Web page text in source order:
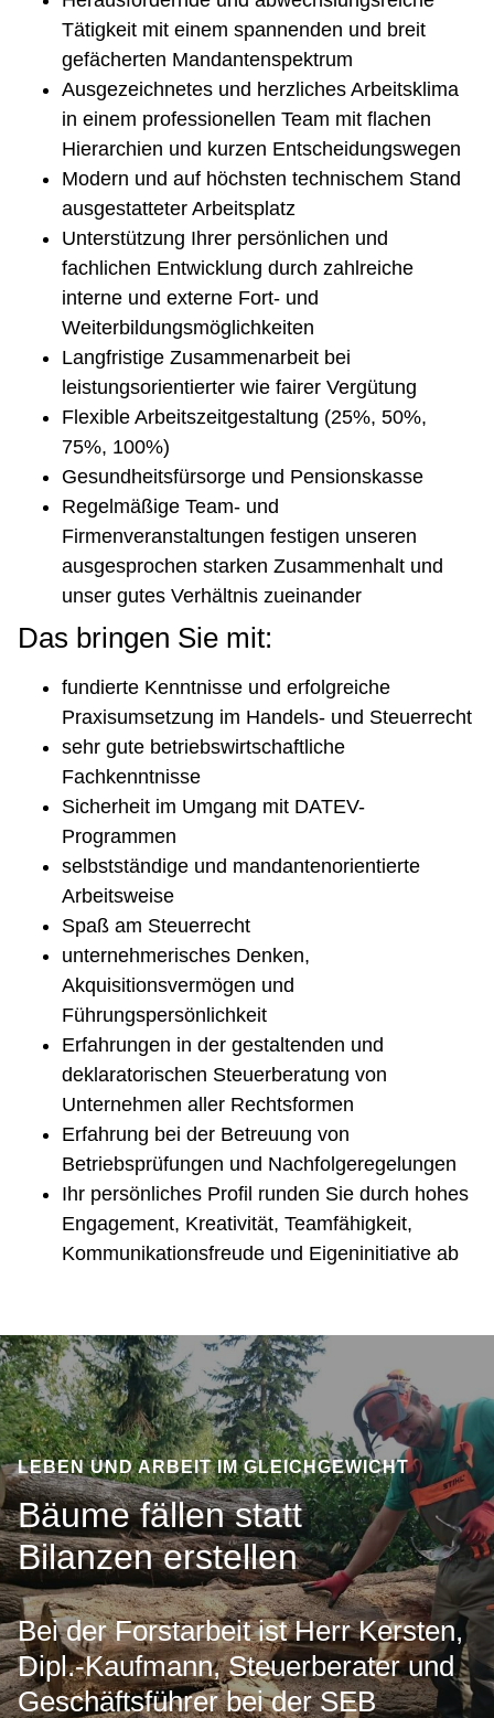
Tätigkeit mit einem spannenden und breit
gefächerten Mandantenspektrum
Ausgezeichnetes und herzliches Arbeitsklima
in einem professionellen Team mit flachen
Hierarchien und kurzen Entscheidungswegen
Modern und auf höchsten technischem Stand
ausgestatteter Arbeitsplatz
Unterstützung Ihrer persönlichen und
fachlichen Entwicklung durch zahlreiche
interne und externe Fort- und
Weiterbildungsmöglichkeiten
Langfristige Zusammenarbeit bei
leistungsorientierter wie fairer Vergütung
Flexible Arbeitszeitgestaltung (25%, 50%,
75%, 100%)
Gesundheitsfürsorge und Pensionskasse
Regelmäßige Team- und
Firmenveranstaltungen festigen unseren
ausgesprochen starken Zusammenhalt und
unser gutes Verhältnis zueinander
Das bringen Sie mit:
fundierte Kenntnisse und erfolgreiche
Praxisumsetzung im Handels- und Steuerrecht
sehr gute betriebswirtschaftliche
Fachkenntnisse
Sicherheit im Umgang mit DATEV-
Programmen
selbstständige und mandantenorientierte
Arbeitsweise
Spaß am Steuerrecht
unternehmerisches Denken,
Akquisitionsvermögen und
Führungspersönlichkeit
Erfahrungen in der gestaltenden und
deklaratorischen Steuerberatung von
Unternehmen aller Rechtsformen
Erfahrung bei der Betreuung von
Betriebsprüfungen und Nachfolgeregelungen
Ihr persönliches Profil runden Sie durch hohes
Engagement, Kreativität, Teamfähigkeit,
Kommunikationsfreude und Eigeninitiative ab
LEBEN UND ARBEIT IM GLEICHGEWICHT
Bäume fällen statt
Bilanzen erstellen
Bei der Forstarbeit ist Herr Kersten,
Dipl.-Kaufmann, Steuerberater und
Geschäftsführer bei der SEB